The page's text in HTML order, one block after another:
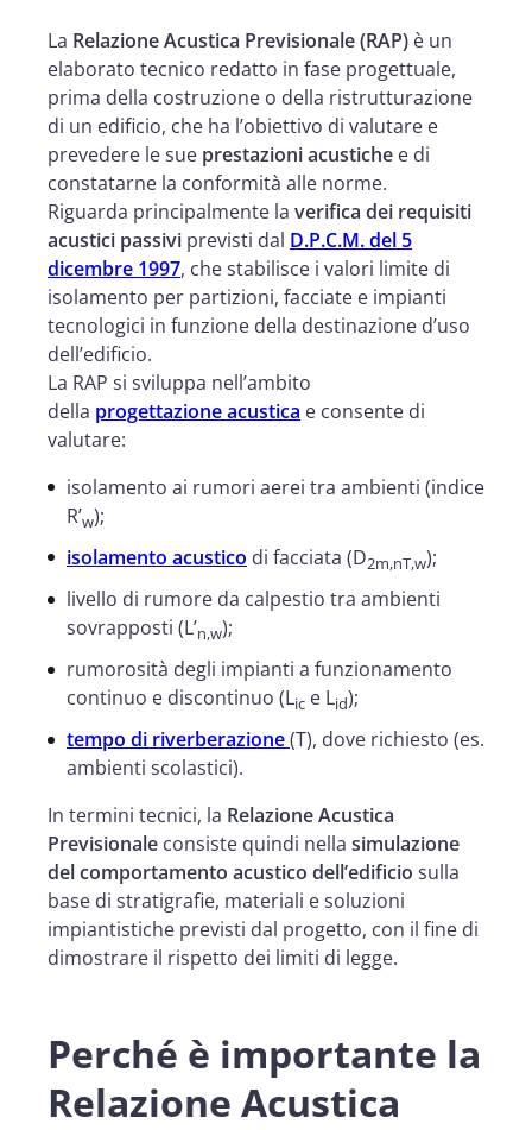
La Relazione Acustica Previsionale (RAP) è un
elaborato tecnico redatto in fase progettuale,
prima della costruzione o della ristrutturazione
di un edificio, che ha l’obiettivo di valutare e
prevedere le sue prestazioni acustiche e di
constatarne la conformità alle norme.
Riguarda principalmente la verifica dei requisiti
acustici passivi previsti dal D.P.C.M. del 5
dicembre 1997, che stabilisce i valori limite di
isolamento per partizioni, facciate e impianti
tecnologici in funzione della destinazione d’uso
dell’edificio.
La RAP si sviluppa nell’ambito
della progettazione acustica e consente di
valutare:
isolamento ai rumori aerei tra ambienti (indice
R’w);
isolamento acustico di facciata (D2m,nT,w);
livello di rumore da calpestio tra ambienti
sovrapposti (L’n,w);
rumorosità degli impianti a funzionamento
continuo e discontinuo (Lic e Lid);
tempo di riverberazione(T), dove richiesto (es.
ambienti scolastici).
In termini tecnici, la Relazione Acustica
Previsionale consiste quindi nella simulazione
del comportamento acustico dell’edificio sulla
base di stratigrafie, materiali e soluzioni
impiantistiche previsti dal progetto, con il fine di
dimostrare il rispetto dei limiti di legge.
Perché è importante la
Relazione Acustica